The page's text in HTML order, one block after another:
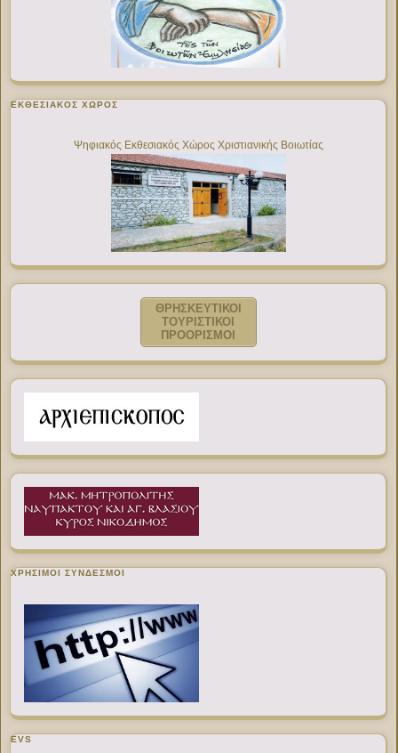
ΕΚΘΕΣΙΑΚΌΣ ΧΏΡΟΣ
Ψηφιακός Εκθεσιακός Χώρος Χριστιανικής Βοιωτίας
ΘΡΗΣΚΕΥΤΙΚΟΙ
ΤΟΥΡΙΣΤΙΚΟΙ
ΠΡΟΟΡΙΣΜΟΙ
ΧΡΉΣΙΜΟΙ ΣΎΝΔΕΣΜΟΙ
EVS